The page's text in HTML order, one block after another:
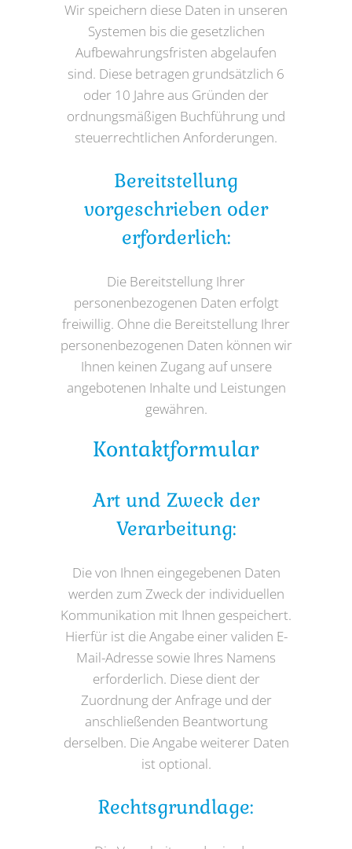
Wir speichern diese Daten in unseren
Systemen bis die gesetzlichen
Aufbewahrungsfristen abgelaufen
sind. Diese betragen grundsätzlich 6
oder 10 Jahre aus Gründen der
ordnungsmäßigen Buchführung und
steuerrechtlichen Anforderungen.
Bereitstellung
vorgeschrieben oder
erforderlich:
Die Bereitstellung Ihrer
personenbezogenen Daten erfolgt
freiwillig. Ohne die Bereitstellung Ihrer
personenbezogenen Daten können wir
Ihnen keinen Zugang auf unsere
angebotenen Inhalte und Leistungen
gewähren.
Kontaktformular
Art und Zweck der
Verarbeitung:
Die von Ihnen eingegebenen Daten
werden zum Zweck der individuellen
Kommunikation mit Ihnen gespeichert.
Hierfür ist die Angabe einer validen E-
Mail-Adresse sowie Ihres Namens
erforderlich. Diese dient der
Zuordnung der Anfrage und der
anschließenden Beantwortung
derselben. Die Angabe weiterer Daten
ist optional.
Rechtsgrundlage: